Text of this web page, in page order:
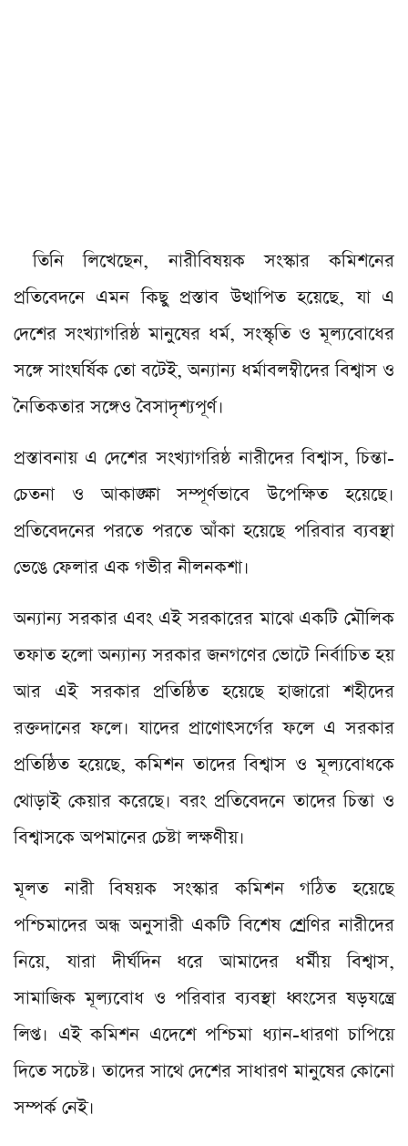
তিনি লিখেছেন, নারীবিষয়ক সংস্কার কমিশনের
প্রতিবেদনে এমন কিছু প্রস্তাব উত্থাপিত হয়েছে, যা এ
দেশের সংখ্যাগরিষ্ঠ মানুষের ধর্ম, সংস্কৃতি ও মূল্যবোধের
সঙ্গে সাংঘর্ষিক তো বটেই, অন্যান্য ধর্মাবলম্বীদের বিশ্বাস ও
নৈতিকতার সঙ্গেও বৈসাদৃশ্যপূর্ণ।
প্রস্তাবনায় এ দেশের সংখ্যাগরিষ্ঠ নারীদের বিশ্বাস, চিন্তা-
চেতনা ও আকাঙ্ক্ষা সম্পূর্ণভাবে উপেক্ষিত হয়েছে।
প্রতিবেদনের পরতে পরতে আঁকা হয়েছে পরিবার ব্যবস্থা
ভেঙে ফেলার এক গভীর নীলনকশা।
অন্যান্য সরকার এবং এই সরকারের মাঝে একটি মৌলিক
তফাত হলো অন্যান্য সরকার জনগণের ভোটে নির্বাচিত হয়
আর এই সরকার প্রতিষ্ঠিত হয়েছে হাজারো শহীদের
রক্তদানের ফলে। যাদের প্রাণোৎসর্গের ফলে এ সরকার
প্রতিষ্ঠিত হয়েছে, কমিশন তাদের বিশ্বাস ও মূল্যবোধকে
থোড়াই কেয়ার করেছে। বরং প্রতিবেদনে তাদের চিন্তা ও
বিশ্বাসকে অপমানের চেষ্টা লক্ষণীয়।
মূলত নারী বিষয়ক সংস্কার কমিশন গঠিত হয়েছে
পশ্চিমাদের অন্ধ অনুসারী একটি বিশেষ শ্রেণির নারীদের
নিয়ে, যারা দীর্ঘদিন ধরে আমাদের ধর্মীয় বিশ্বাস,
সামাজিক মূল্যবোধ ও পরিবার ব্যবস্থা ধ্বংসের ষড়যন্ত্রে
লিপ্ত। এই কমিশন এদেশে পশ্চিমা ধ‍্যান-ধারণা চাপিয়ে
দিতে সচেষ্ট। তাদের সাথে দেশের সাধারণ মানুষের কোনো
সম্পর্ক নেই।